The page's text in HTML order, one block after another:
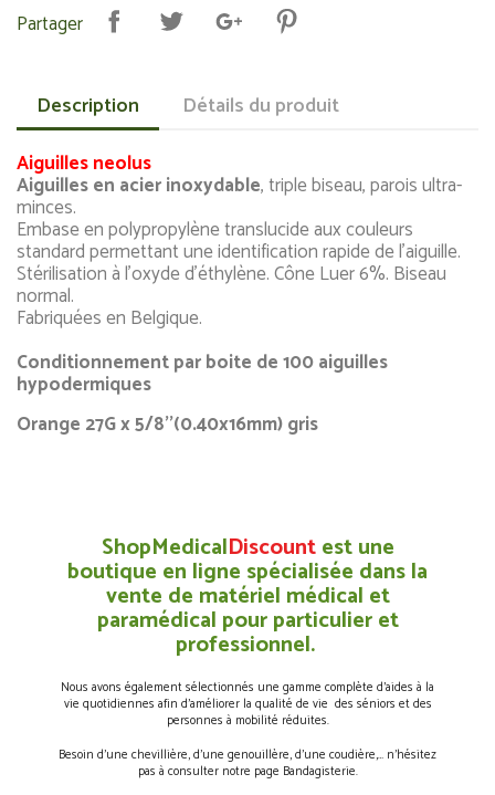
Partager
Description Détails du produit
Aiguilles neolus
Aiguilles en acier inoxydable, triple biseau, parois ultra-
minces.
Embase en polypropylène translucide aux couleurs
standard permettant une identification rapide de l'aiguille.
Stérilisation à l'oxyde d'éthylène. Cône Luer 6%. Biseau
normal.
Fabriquées en Belgique.
Conditionnement par boite de 100 aiguilles
hypodermiques
Orange 27G x 5/8''(0.40x16mm) gris
ShopMedicalDiscountest une
boutique en ligne spécialisée dans la
vente de matériel médical et
paramédical pour particulier et
professionnel.
Nous avons également sélectionnés une gamme complète d’aides à la
vie quotidiennes afin d’améliorer la qualité de vie des séniors et des
personnes à mobilité réduites.
Besoin d’une chevillière, d’une genouillère, d’une coudière,… n’hésitez
pas à consulter notre page Bandagisterie.